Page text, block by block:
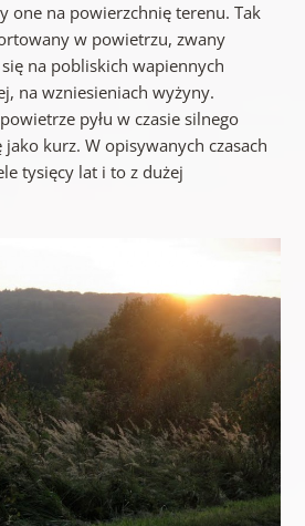
one na powierzchnię terenu. Tak
w powietrzu, zwany
na pobliskich wapiennych
na wzniesieniach wyżyny.
pyłu w czasie silnego
kurz. W opisywanych czasach
tysięcy lat i to z dużej